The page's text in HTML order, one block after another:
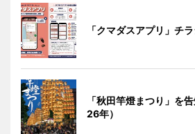
「クマダスアプリ」チ
「秋田竿燈まつり」を
26年）